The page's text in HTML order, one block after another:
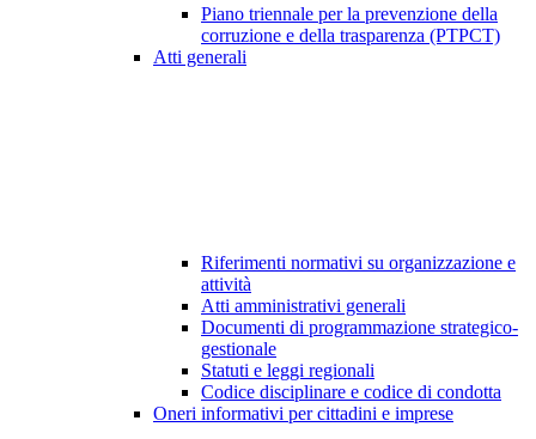
Piano triennale per la prevenzione della
corruzione e della trasparenza (PTPCT)
Atti generali
Riferimenti normativi su organizzazione e
attività
Atti amministrativi generali
Documenti di programmazione strategico-
gestionale
Statuti e leggi regionali
Codice disciplinare e codice di condotta
Oneri informativi per cittadini e imprese